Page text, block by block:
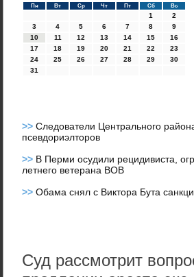
Пн Вт Ср Чт Пт Сб Вс
1
2
3
4 5 6 7 8
9
10
11 12 13 14 15
16
17
18 19 20 21 22
23
24
25 26 27 28 29
30
31
>>Следователи Центрального
псевдориэлторов
>> В Перми осудили рецидивиста,
летнего ветерана ВОВ
>>Обама снял с Виктора Бута
Суд рассмотрит